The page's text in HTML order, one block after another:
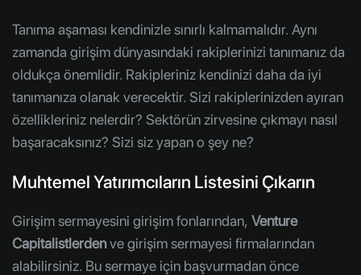
Tanıma aşaması kendinizle sınırlı kalmamalıdır. Aynı
zamanda girişim dünyasındaki rakiplerinizi tanımanız da
oldukça önemlidir. Rakipleriniz kendinizi daha da iyi
tanımanıza olanak verecektir. Sizi rakiplerinizden ayıran
özellikleriniz nelerdir? Sektörün zirvesine çıkmayı nasıl
başaracaksınız? Sizi siz yapan o şey ne?
Muhtemel Yatırımcıların Listesini Çıkarın
Girişim sermayesini girişim fonlarından, Venture
Capitalistlerdenve girişim sermayesi firmalarından
alabilirsiniz. Bu sermaye için başvurmadan önce